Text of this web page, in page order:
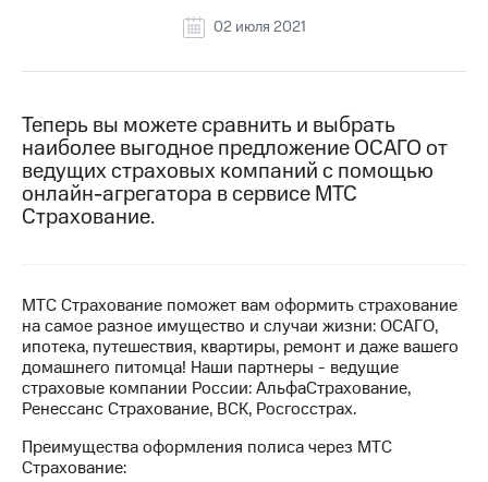
номер
в МТС
Тарифы
Семейная
группа
Заказать
SIM-
карту
приложение
Мой
МТС
Акции
Скидка 30%
Тарифы
RED,
РИИЛ
и МТС
Супер
дешевле
при
оплате
с карты
02 июля 2021
Теперь вы можете сравнить и выбрать
наиболее выгодное предложение ОСАГО от
ведущих страховых компаний с помощью
онлайн-агрегатора в сервисе МТС
Страхование.
МТС Страхование поможет вам оформить страхование
на самое разное имущество и случаи жизни: ОСАГО,
ипотека, путешествия, квартиры, ремонт и даже вашего
домашнего питомца! Наши партнеры - ведущие
страховые компании России: АльфаСтрахование,
Ренессанс Страхование, ВСК, Росгосстрах.
Преимущества оформления полиса через МТС
Страхование: